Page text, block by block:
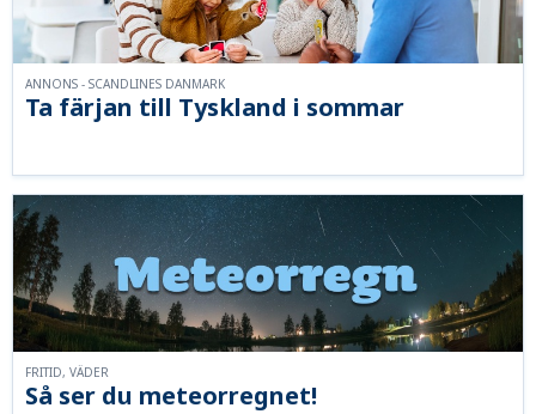
Ta färjan till Tyskland i sommar
ANNONS - SCANDLINES DANMARK
Så ser du meteorregnet!
FRITID, VÄDER